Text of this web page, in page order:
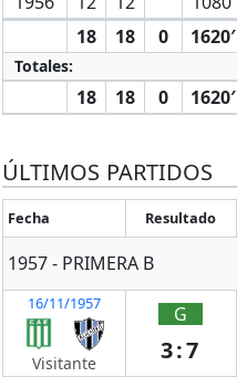
18
18 0 1620′
Totales:
18 18 0 1620′
ÚLTIMOS PARTIDOS
Fecha Resultado
1957 - PRIMERA B
16/11/1957
Visitante
G
3:7